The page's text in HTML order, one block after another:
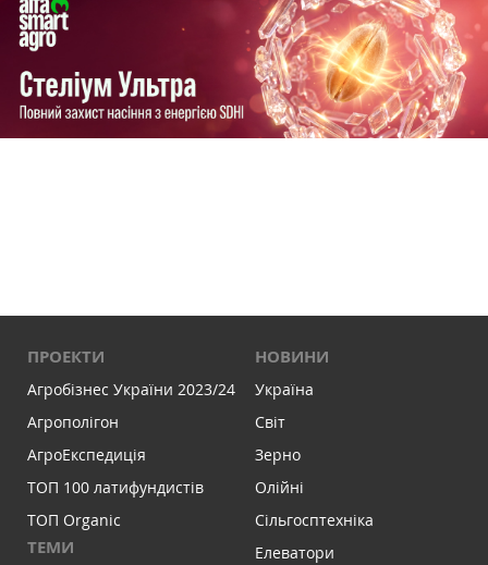
ПРОЕКТИ
Агробізнес України 2023/24
Агрополігон
АгроЕкспедиція
ТОП 100 латифундистів
ТОП Organic
ТЕМИ
НОВИНИ
Україна
Світ
Зерно
Олійні
Сільгосптехніка
Елеватори